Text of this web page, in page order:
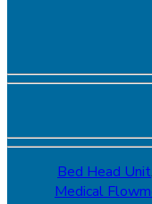
Bed Head Unit,
Medical